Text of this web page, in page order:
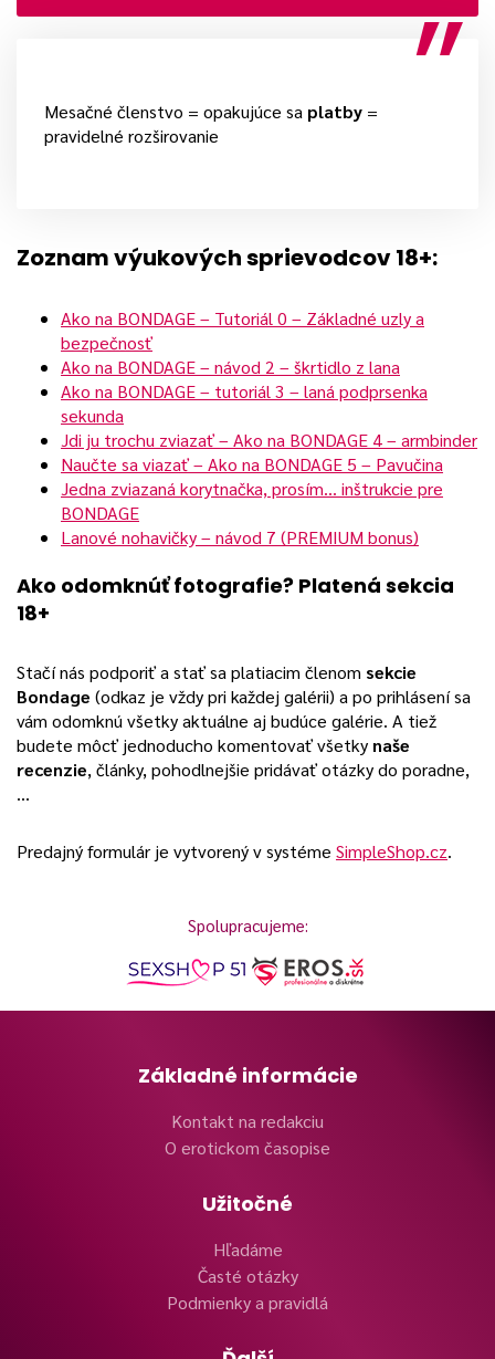
Mesačné členstvo = opakujúce sa platby =
pravidelné rozširovanie
Zoznam výukových sprievodcov 18+:
Ako na BONDAGE – Tutoriál 0 – Základné uzly a
bezpečnosť
Ako na BONDAGE – návod 2 – škrtidlo z lana
Ako na BONDAGE – tutoriál 3 – laná podprsenka
sekunda
Jdi ju trochu zviazať – Ako na BONDAGE 4 – armbinder
Naučte sa viazať – Ako na BONDAGE 5 – Pavučina
Jedna zviazaná korytnačka, prosím… inštrukcie pre
BONDAGE
Lanové nohavičky – návod 7 (PREMIUM bonus)
Ako odomknúť fotografie? Platená sekcia
18+
Stačí nás podporiť a stať sa platiacim členom sekcie
Bondage (odkaz je vždy pri každej galérii) a po prihlásení sa
vám odomknú všetky aktuálne aj budúce galérie. A tiež
budete môcť jednoducho komentovať všetky naše
recenzie, články, pohodlnejšie pridávať otázky do poradne,
…
Predajný formulár je vytvorený v systéme SimpleShop.cz.
Spolupracujeme:
Základné informácie
Kontakt na redakciu
O erotickom časopise
Užitočné
Hľadáme
Časté otázky
Podmienky a pravidlá